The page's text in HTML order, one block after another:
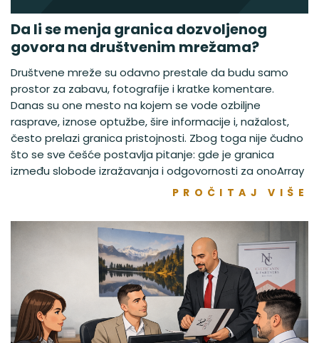
Da li se menja granica dozvoljenog
govora na društvenim mrežama?
Društvene mreže su odavno prestale da budu samo
prostor za zabavu, fotografije i kratke komentare.
Danas su one mesto na kojem se vode ozbiljne
rasprave, iznose optužbe, šire informacije i, nažalost,
često prelazi granica pristojnosti. Zbog toga nije čudno
što se sve češće postavlja pitanje: gde je granica
između slobode izražavanja i odgovornosti za onoArray
PROČITAJ VIŠE